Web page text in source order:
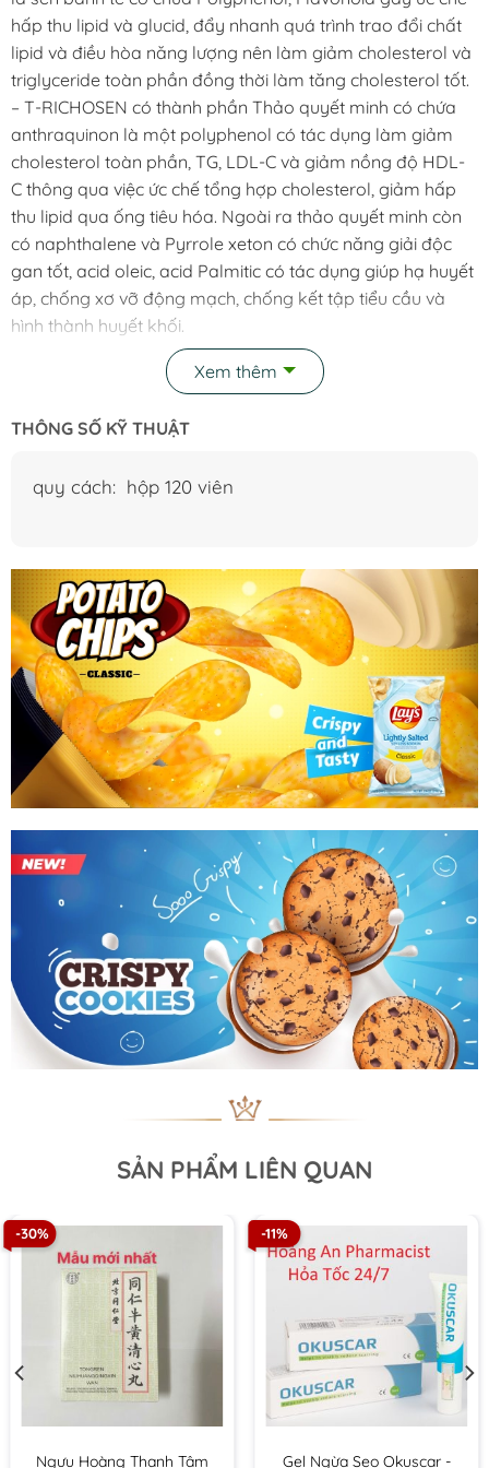
hấp thu lipid và glucid, đẩy nhanh quá trình trao đổi chất
lipid và điều hòa năng lượng nên làm giảm cholesterol và
triglyceride toàn phần đồng thời làm tăng cholesterol tốt.
– T-RICHOSEN có thành phần Thảo quyết minh có chứa
anthraquinon là một polyphenol có tác dụng làm giảm
cholesterol toàn phần, TG, LDL-C và giảm nồng độ HDL-
C thông qua việc ức chế tổng hợp cholesterol, giảm hấp
thu lipid qua ống tiêu hóa. Ngoài ra thảo quyết minh còn
có naphthalene và Pyrrole xeton có chức năng giải độc
gan tốt, acid oleic, acid Palmitic có tác dụng giúp hạ huyết
áp, chống xơ vỡ động mạch, chống kết tập tiểu cầu và
hình thành huyết khối.
– Diệp hạ châu chứa nhiều phytocontittuents, glycosides,
tế bào gan, có khảnăng ức chế rất mạnh quá trình
gan làm ức chế các enzyme SGOT và SGPT. Diệp hạ châu
CÔNG DỤNG SẢN PHẨM T-RICHOSEN
– Giảm mỡ máu.
– Giảm béo phì.
– Giảm nguy cơ mắc bệnh gan nhiễm mỡ
– Hạ men gan
– Tạo giấc ngủ ngon
ĐỐI TƯỢNG SỬ DỤNG
– Người gan nhiễm mỡ, men gan cao
– Người có chỉ số mõ máu cao, rối loạn chuyển hóa lipip
– Người huyết áp cao
– Người bị mất ngủ, rối loạn giấc ngủ.
CHỐNG CHỈ ĐỊNH:
– Phụ nữ mang thai và cho con bú
HƯỚNG DẪN CÁCH SỬ DỤNG
– Uống 2 viên/lần x 2 lần/ngày, sau ăn sáng và ăn tối.
– Uống liên tục trong 1 tháng hoặc theo chỉ dẫn của bác sĩ.
Bảo quản: Để nơi khô ráo thoáng mát, tránh ánh nắng
mặt trời chiếu trực tiếp
Xem thêm
THÔNG SỐ KỸ THUẬT
quy cách: hộp 120 viên
SẢN PHẨM LIÊN QUAN
-30%
Ngưu Hoàng Thanh Tâm
-11%
Gel Ngừa Sẹo Okuscar -